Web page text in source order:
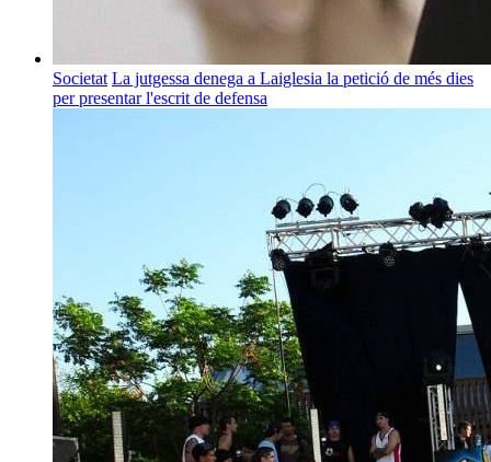
Societat La jutgessa denega a Laiglesia la petició de més dies
per presentar l'escrit de defensa